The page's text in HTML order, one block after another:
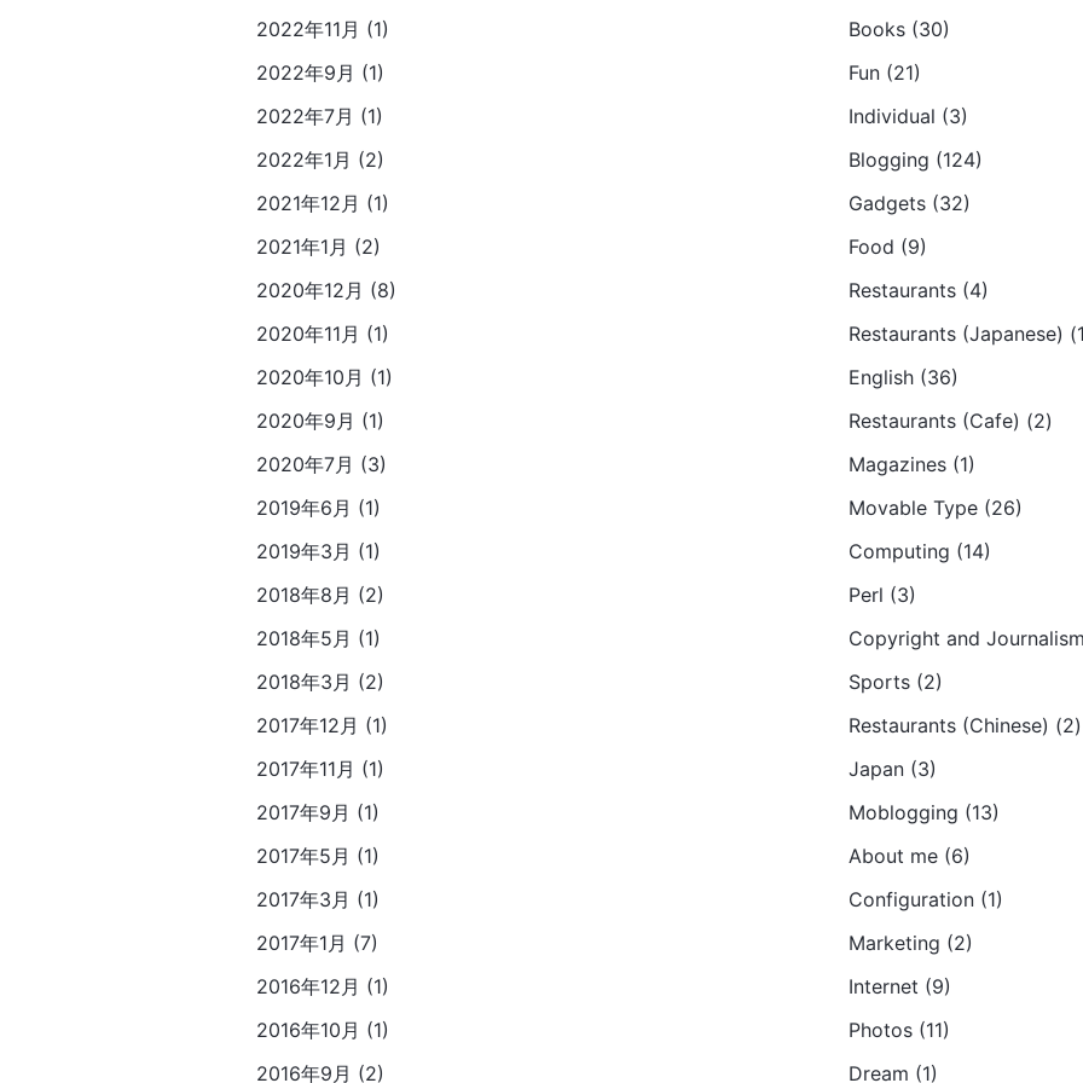
2022年11月 (1)
2022年9月 (1)
2022年7月 (1)
2022年1月 (2)
2021年12月 (1)
2021年1月 (2)
2020年12月 (8)
2020年11月 (1)
2020年10月 (1)
2020年9月 (1)
2020年7月 (3)
2019年6月 (1)
2019年3月 (1)
2018年8月 (2)
2018年5月 (1)
2018年3月 (2)
2017年12月 (1)
2017年11月 (1)
2017年9月 (1)
2017年5月 (1)
2017年3月 (1)
2017年1月 (7)
2016年12月 (1)
2016年10月 (1)
2016年9月 (2)
Books (30)
Fun (21)
Individual (3)
Blogging (124)
Gadgets (32)
Food (9)
Restaurants (4)
Restaurants (Japanese)
English (36)
Restaurants (Cafe) (2)
Magazines (1)
Movable Type (26)
Computing (14)
Perl (3)
Copyright and
Sports (2)
Restaurants (Chinese) (2)
Japan (3)
Moblogging (13)
About me (6)
Configuration (1)
Marketing (2)
Internet (9)
Photos (11)
Dream (1)